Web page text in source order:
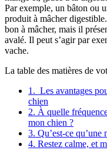
Par exemple, un bâton ou
produit à mâcher
bon à mâcher, mais il
avalé. Il peut s’agir par
vache.
La table des matières de
1. Les avantages
chien
2. À quelle
mon chien ?
3. Qu’est-ce qu’une
4. Restez calme, et